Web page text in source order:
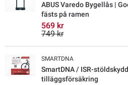
ABUS Varedo Bygellås |
fästs på ramen
569 kr
749 kr
SMARTDNA
SmartDNA / ISR-
tilläggsförsäkring